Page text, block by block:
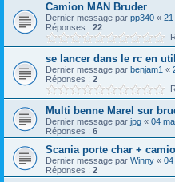
Camion MAN Bruder
Dernier message par pp340 « 21
Réponses : 22
se lancer dans le rc en
Dernier message par benjam1 «
Réponses : 2
Multi benne Marel sur
Dernier message par jpg « 04
Réponses : 6
Scania porte char +
Dernier message par Winny « 04
Réponses : 2